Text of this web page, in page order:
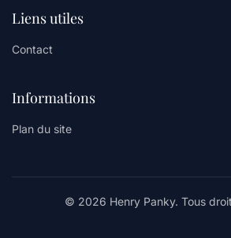
Liens utiles
Contact
Informations
Plan du site
© 2026 Henry Panky. Tous